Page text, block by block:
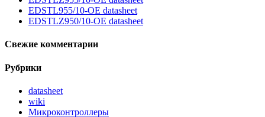
EDSTL955/10-OE datasheet
EDSTLZ950/10-OE datasheet
Свежие комментарии
Рубрики
datasheet
wiki
Микроконтроллеры